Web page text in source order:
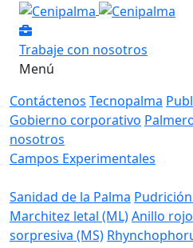
Trabaje con nosotros
Menú
Contáctenos Tecnopalma
Gobierno corporativo
nosotros
Campos Experimentales
Sanidad de la Palma
Marchitez letal (ML)Anillo rojo
sorpresiva (MS)